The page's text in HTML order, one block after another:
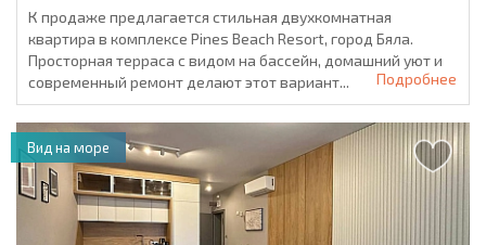
К продаже предлагается стильная двухкомнатная
квартира в комплексе Pines Beach Resort, город Бяла.
Просторная терраса с видом на бассейн, домашний уют и
современный ремонт делают этот вариант...
Подробнее
Вид на море